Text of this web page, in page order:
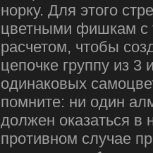
норку. Для этого
цветными фишкам с
расчетом, чтобы
цепочке группу из 3
одинаковых
помните: ни один
должен оказаться в
противном случае